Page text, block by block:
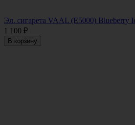
Эл. сигарета VAAL (E5000) Blueberry
1 100 ₽
В корзину